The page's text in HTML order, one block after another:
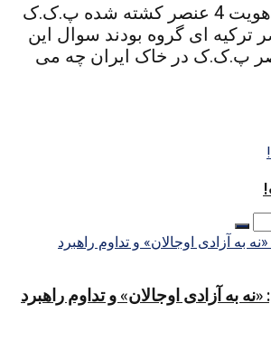
با توجه به انتشار هویت 4 عنصر کشته شده پ.ک.ک
ترکیه ای گروه بودند سوال این
پ.ک.ک در خاک ایران چه می
«نه به آزادی اوجالان» و تداوم راهبرد